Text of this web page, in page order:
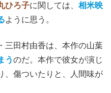
ひろ子に関しては、 相米映
ように思う。
三田村由香は、本作の山葉
うのだ。本作で彼女が演じ
、傷ついたりと、人間味が